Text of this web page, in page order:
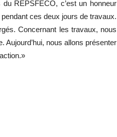
REPSFECO, c’est un honneur
ces deux jours de travaux.
Concernant les travaux, nous
Aujourd’hui, nous allons présenter